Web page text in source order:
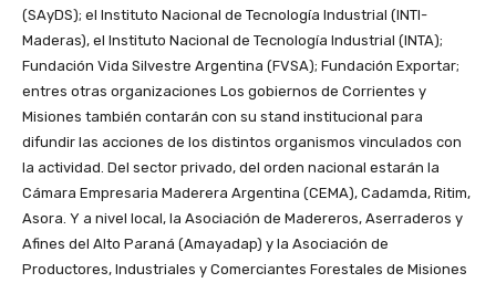
(SAyDS); el Instituto Nacional de Tecnología Industrial (INTI-
Maderas), el Instituto Nacional de Tecnología Industrial (INTA);
Fundación Vida Silvestre Argentina (FVSA); Fundación Exportar;
entres otras organizaciones Los gobiernos de Corrientes y
Misiones también contarán con su stand institucional para
difundir las acciones de los distintos organismos vinculados con
la actividad. Del sector privado, del orden nacional estarán la
Cámara Empresaria Maderera Argentina (CEMA), Cadamda, Ritim,
Asora. Y a nivel local, la Asociación de Madereros, Aserraderos y
Afines del Alto Paraná (Amayadap) y la Asociación de
Productores, Industriales y Comerciantes Forestales de Misiones